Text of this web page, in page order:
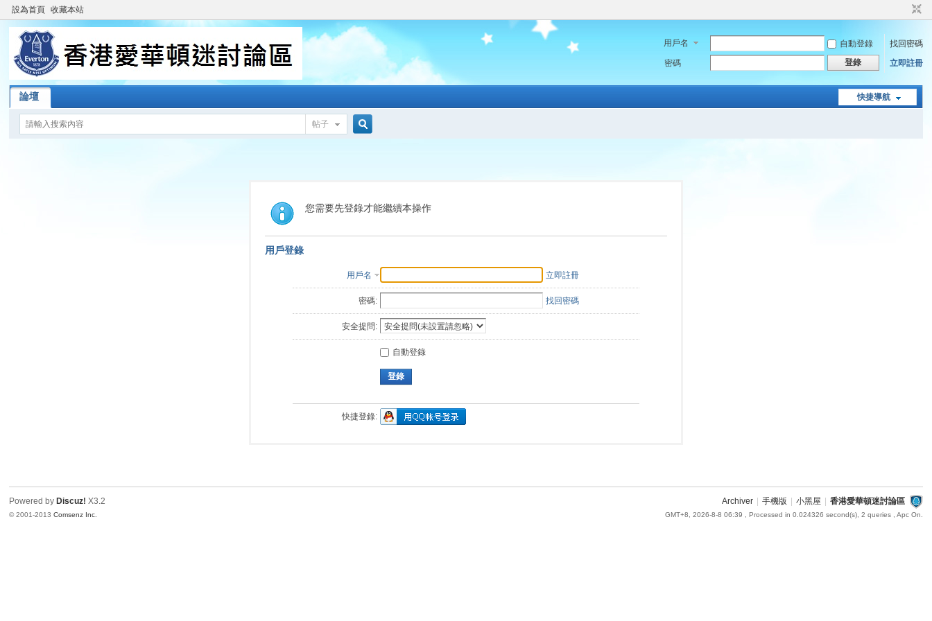
設為首頁 收藏本站
用戶名 自動登錄
找回密碼
密碼
登錄 立即註冊
快捷導航
論壇
帖子
索
您需要先登錄才能繼續本操作
用戶登錄
用戶名 立即註冊
密碼: 找回密碼
安全提問:
自動登錄
登錄
快捷登錄:
Archiver 手機版 小黑屋 香港愛華頓迷討論區
GMT+8, 2026-8-8 06:39 , Processed in 0.024326 second(s), 2 queries , Apc On.
Powered by Discuz! X3.2
© 2001-2013Comsenz Inc.